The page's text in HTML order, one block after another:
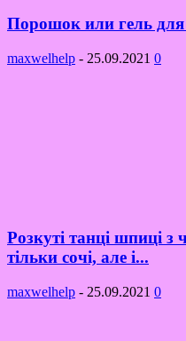
Порошок или гель
maxwelhelp - 25.09.2021 0
Розкуті танці шпиці з
тільки сочі, але і...
maxwelhelp - 25.09.2021 0